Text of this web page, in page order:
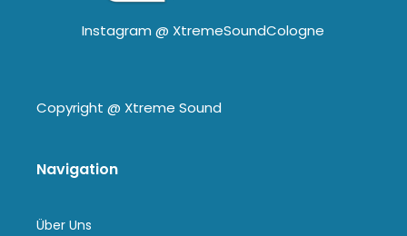
Instagram @ XtremeSoundCologne
Copyright @ Xtreme Sound
Navigation
Über Uns